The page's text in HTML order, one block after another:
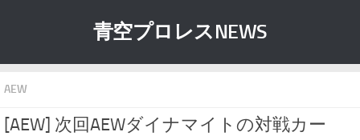
青空プロレスNEWS
AEW
[AEW] 次回AEWダイナマイトの対戦カー